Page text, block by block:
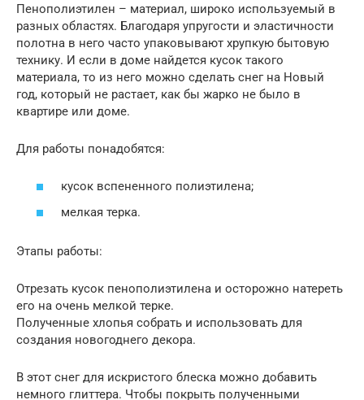
Пенополиэтилен – материал, широко используемый в
разных областях. Благодаря упругости и эластичности
полотна в него часто упаковывают хрупкую бытовую
технику. И если в доме найдется кусок такого
материала, то из него можно сделать снег на Новый
год, который не растает, как бы жарко не было в
квартире или доме.
Для работы понадобятся:
кусок вспененного полиэтилена;
мелкая терка.
Этапы работы:
Отрезать кусок пенополиэтилена и осторожно натереть
его на очень мелкой терке.
Полученные хлопья собрать и использовать для
создания новогоднего декора.
В этот снег для искристого блеска можно добавить
немного глиттера. Чтобы покрыть полученными